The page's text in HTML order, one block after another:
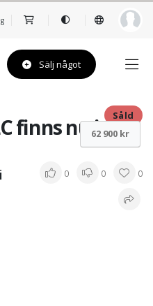
Sälj något
finns nu i Såld
0 0 0
62 900 kr